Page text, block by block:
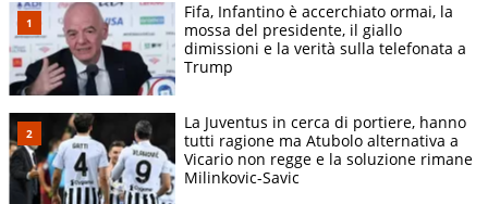
Fifa, Infantino è accerchiato ormai, la
mossa del presidente, il giallo
dimissioni e la verità sulla telefonata a
Trump
La Juventus in cerca di portiere, hanno
tutti ragione ma Atubolo alternativa a
Vicario non regge e la soluzione rimane
Milinkovic-Savic